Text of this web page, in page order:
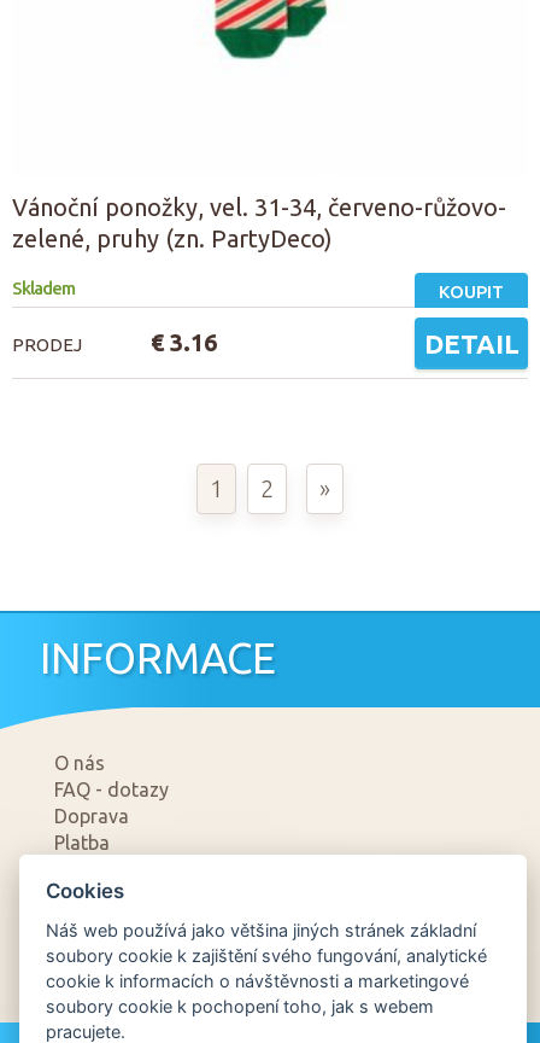
Vánoční ponožky, vel. 31-34, červeno-růžovo-
zelené, pruhy (zn. PartyDeco)
Skladem KOUPIT
PRODEJ € 3.16 DETAIL
1 2 »
INFORMACE
O nás
FAQ - dotazy
Doprava
Platba
Kontakty
Obchodní podmínky - prodej
Obchodní podmínky - půjčovna
GDPR
Cookies
Náš web používá jako většina jiných stránek základní
soubory cookie k zajištění svého fungování, analytické
cookie k informacích o návštěvnosti a marketingové
soubory cookie k pochopení toho, jak s webem
pracujete.